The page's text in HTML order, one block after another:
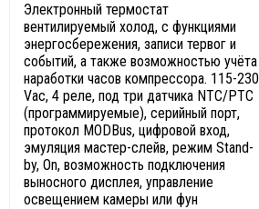
Электронный термостат
вентилируемый холод, с функциями
энергосбережения, записи тервог и
событий, а также возможностью учёта
наработки часов компрессора. 115-230
Vac, 4 реле, под три датчика NTC/PTC
(программируемые), серийный порт,
протокол MODBus, цифровой вход,
эмуляция мастер-слейв, режим Stand-
by, On, возможность подключения
выносного дисплея, управление
освещением камеры или фун